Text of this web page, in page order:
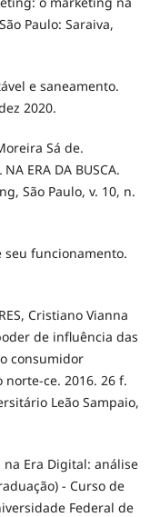
Paulo: Saraiva,
e saneamento.
2020.
Sá de.
NA ERA DA BUSCA.
São Paulo, v. 10, n.
seu funcionamento.
Cristiano Vianna
de influência das
consumidor
ce. 2016. 26 f.
Leão Sampaio,
na Era Digital: análise
- Curso de
Federal de